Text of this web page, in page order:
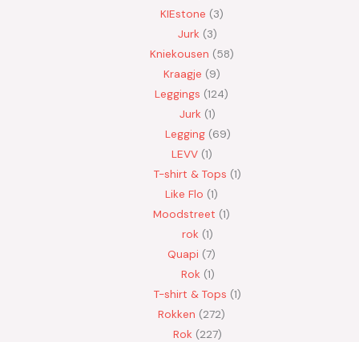
KIEstone 3
Jurk 3
Kniekousen 58
Kraagje 9
Leggings 124
Jurk 1
Legging 69
LEVV 1
T-shirt & Tops 1
Like Flo 1
Moodstreet 1
rok 1
Quapi 7
Rok 1
T-shirt & Tops 1
Rokken 272
Rok 227